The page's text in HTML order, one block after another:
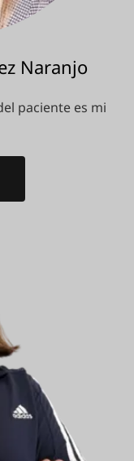
Naranjo
paciente es mi